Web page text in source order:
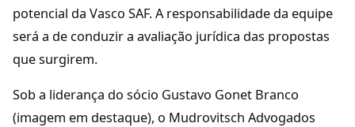
potencial da Vasco SAF. A responsabilidade da equipe
será a de conduzir a avaliação jurídica das propostas
que surgirem.
Sob a liderança do sócio Gustavo Gonet Branco
(imagem em destaque), o Mudrovitsch Advogados